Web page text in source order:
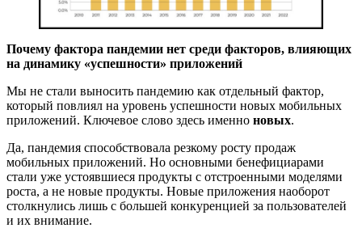
Почему фактора пандемии нет среди факторов, влияющих
на динамику «успешности» приложений
Мы не стали выносить пандемию как отдельный фактор,
который повлиял на уровень успешности новых мобильных
приложений. Ключевое слово здесь именно новых.
Да, пандемия способствовала резкому росту продаж
мобильных приложений. Но основными бенефициарами
стали уже устоявшиеся продукты с отстроенными моделями
роста, а не новые продукты. Новые приложения наоборот
столкнулись лишь с большей конкуренцией за пользователей
и их внимание.